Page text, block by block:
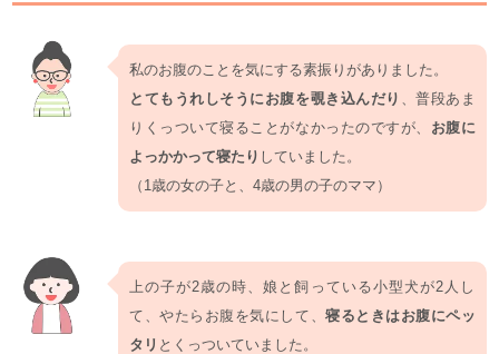
私のお腹のことを気にする素振りがありました。
とてもうれしそうにお腹を覗き込んだり
、普段あま
りくっついて寝ることがなかったのですが、 お腹に
よっかかって寝たり していました。
（1歳の女の子と、4歳の男の子のママ）
上の子が2歳の時、娘と飼っている小型犬が2人し
て、やたらお腹を気にして、寝るときはお腹にペッ
タリ とくっついていました。